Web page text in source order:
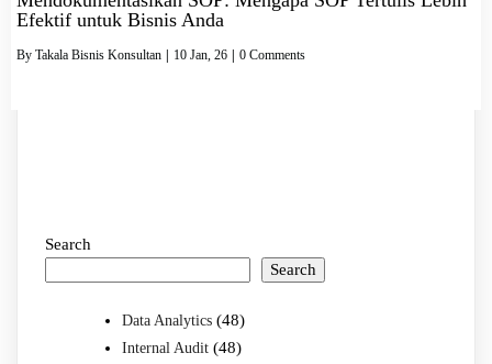
Efektif untuk Bisnis Anda
By Takala Bisnis Konsultan | 10 Jan, 26 | 0 Comments
Search
Search
Data Analytics (48)
Internal Audit (48)